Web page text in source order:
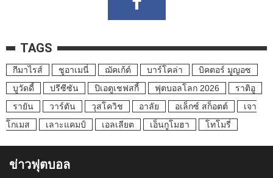
TAGS
กีมาไรส์ ชูอาเมนี่ ฌัคเก้ต์ บาร์โคล่า
บิคตอร์ มูญอซ
บูวัดดี้
ปรีซีซัน ปิเอตูเชฟสกี้ ฟุตบอลโลก 2026
ราติอู
รายัน
วาร์ตัน วุสโควิช อาลัย อเล็กซ์ สก็อตต์
เจา
โกเมส
เลาะแคมป์ เอลเลียต เอ็นกูโมฮา โทโมรี่
ข่าวฟุตบอล